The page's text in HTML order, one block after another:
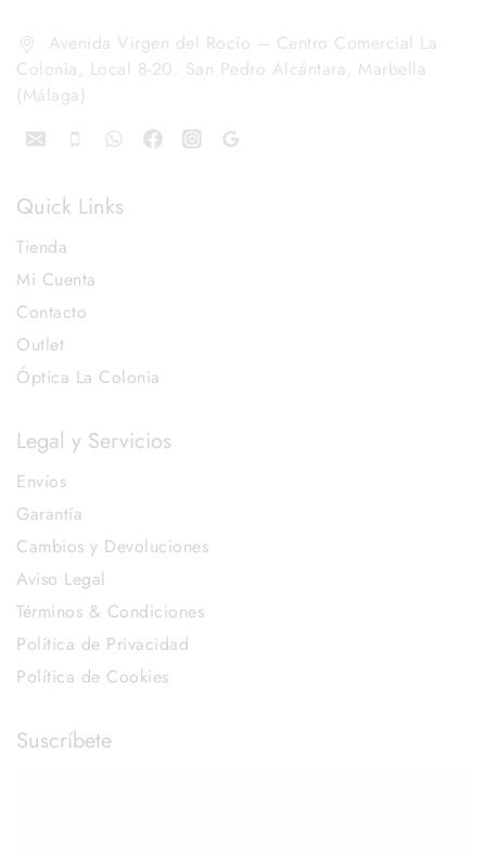
Avenida Virgen del Rocío – Centro Comercial La
Colonia, Local 8-20. San Pedro Alcántara, Marbella
(Málaga)
Quick Links
Tienda
Mi Cuenta
Contacto
Outlet
Óptica La Colonia
Legal y Servicios
Envíos
Garantía
Cambios y Devoluciones
Aviso Legal
Términos & Condiciones
Política de Privacidad
Política de Cookies
Suscríbete